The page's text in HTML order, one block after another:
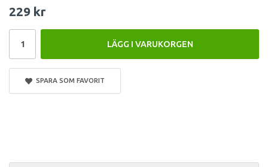
229 kr
LÄGG I VARUKORGEN
SPARA SOM FAVORIT